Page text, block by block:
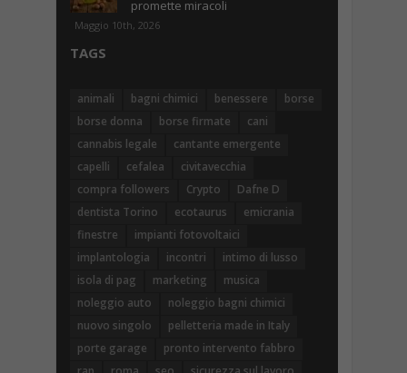
promette miracoli
Maggio 10th, 2026
TAGS
animali bagni chimici benessere
borse
borse donna
borse firmate
cani
cannabis legale
cantante emergente
capelli
cefalea
civitavecchia
compra followers
Crypto
Dafne D
dentista Torino
ecotaurus
emicrania
finestre
impianti fotovoltaici
implantologia
incontri
intimo di lusso
isola di pag
marketing
musica
noleggio auto
noleggio bagni chimici
nuovo singolo
pelletteria made in Italy
porte garage
pronto intervento fabbro